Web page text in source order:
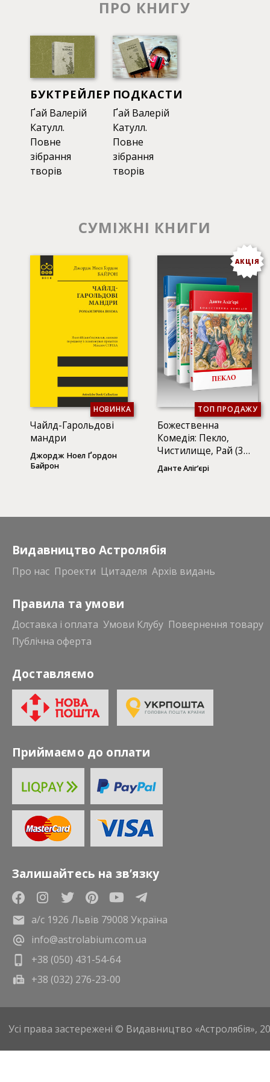
опрацьовано за ренесансними рукописами та
виданнями. У коментарях враховано текстологічні
студії над Катуллом — від часів Ренесансу й дотепер.
ПРО КНИГУ
БУКТРЕЙЛЕР
Ґай Валерій
Катулл.
Повне
зібрання
творів
ПОДКАСТИ
Ґай Валерій
Катулл.
Повне
зібрання
творів
СУМІЖНІ КНИГИ
НОВИНКА
Чайлд-Гарольдові
мандри
Джордж Ноел Ґордон
Байрон
АКЦІЯ
ТОП ПРОДАЖУ
Божественна
Комедія: Пекло,
Чистилище, Рай (3
КНИГИ)
Данте Аліг’єрі
Видавництво Астролябія
Про нас Проекти Цитаделя Архів видань
Правила та умови
Доставка і оплата Умови Клубу Повернення товару
Публічна оферта
Доставляємо
Приймаємо до оплати
Залишайтесь на зв’язку
а/с 1926 Львів 79008 Україна
info@astrolabium.com.ua
+38 (050) 431-54-64
+38 (032) 276-23-00
Усі права застережені © Видавництво «Астролябія»,